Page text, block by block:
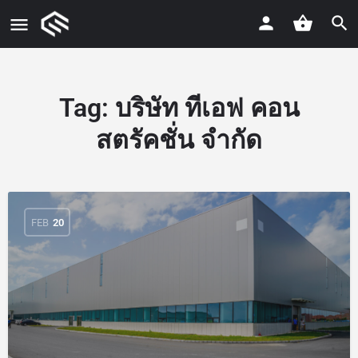
Tag: บริษัท ทีเอฟ คอน
สตรัคชั่น จำกัด
FEB 20